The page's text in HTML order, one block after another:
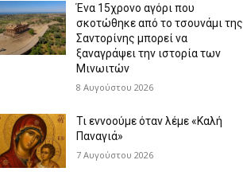
Ένα 15χρονο αγόρι που
σκοτώθηκε από το τσουνάμι της
Σαντορίνης μπορεί να
ξαναγράψει την ιστορία των
Μινωιτών
8 Αυγούστου 2026
Τι εννοούμε όταν λέμε «Καλή
Παναγιά»
7 Αυγούστου 2026